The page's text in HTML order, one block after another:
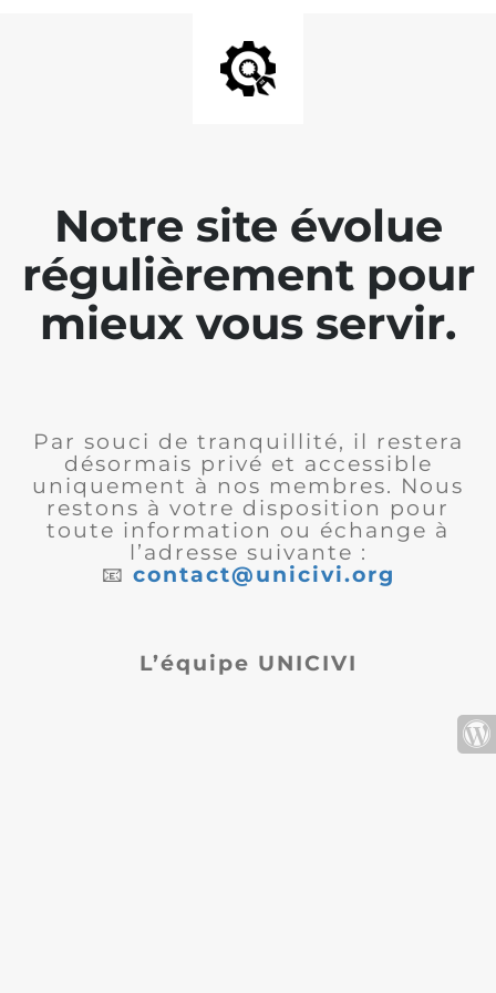
Notre site évolue
régulièrement pour
mieux vous servir.
Par souci de tranquillité, il restera
désormais privé et accessible
uniquement à nos membres. Nous
restons à votre disposition pour
toute information ou échange à
l’adresse suivante :
📧 contact@unicivi.org
L’équipe UNICIVI